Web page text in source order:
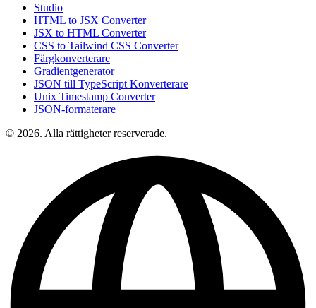
Studio
HTML to JSX Converter
JSX to HTML Converter
CSS to Tailwind CSS Converter
Färgkonverterare
Gradientgenerator
JSON till TypeScript Konverterare
Unix Timestamp Converter
JSON-formaterare
© 2026. Alla rättigheter reserverade.